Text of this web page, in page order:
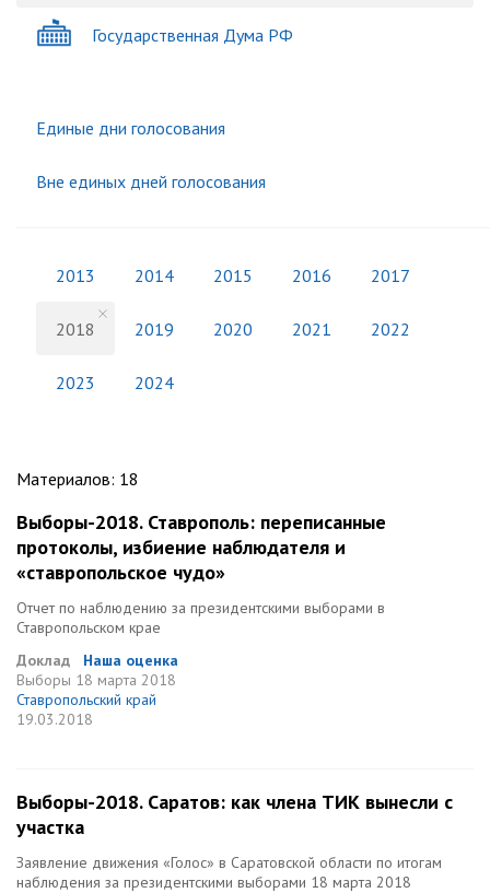
Государственная Дума РФ
Единые дни голосования
Вне единых дней голосования
2013 2014 2015 2016 2017
2018 2019 2020 2021 2022
2023 2024
Материалов: 18
Выборы-2018. Ставрополь: переписанные
протоколы, избиение наблюдателя и
«ставропольское чудо»
Отчет по наблюдению за президентскими выборами в
Ставропольском крае
Доклад
Наша оценка
Выборы 18 марта 2018
Ставропольский край
19.03.2018
Выборы-2018. Саратов: как члена ТИК вынесли с
участка
Заявление движения «Голос» в Саратовской области по итогам
наблюдения за президентскими выборами 18 марта 2018